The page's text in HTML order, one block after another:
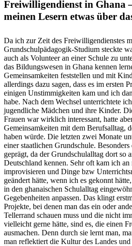
Freiwilligendienst in Ghana
meinen Lesern etwas über
Da ich zur Zeit des Freiwilligendienstes
Grundschulpädagogik-Studium steckte
auch als Volunteer an einer Schule zu
das Bildungswesen in Ghana kennen
Gemeinsamkeiten feststellen und mit
allerdings dazu sagen, dass es im ersten
einigen Unstimmigkeiten kam und ich
habe. Nach dem Wechsel unterrichtete
jugendliche Mädchen und ihre Kinder.
Frauen war wirklich interessant, hatte
Gemeinsamkeiten mit dem Berufsalltag,
haben würde. Die letzten zwei Monate
einer staatlichen Grundschule.
geprägt, da der Grundschulalltag dort so
Deutschland kennen. Sehr oft kam ich an
improvisieren und Dinge bzw
geändert hätte, wenn ich es gekonnt
in den ghanaischen Schulalltag
Gegebenheiten anpassen. Das klingt
Projekte, bei denen man das ein oder
Tellerrand schauen muss und die nicht
vielleicht gerne hätte, sind es, die einen
ausmachen. Denn durch sie lernt man,
man reflektiert die Kultur des Landes